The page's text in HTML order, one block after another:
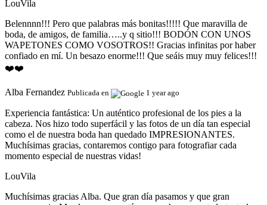
LouVila
Belennnn!!! Pero que palabras más bonitas!!!!! Que maravilla de
boda, de amigos, de familia…..y q sitio!!! BODÓN CON UNOS
WAPETONES COMO VOSOTROS!! Gracias infinitas por haber
confiado en mí. Un besazo enorme!!! Que seáis muy muy felices!!!
❤️❤️
Alba Fernandez Publicada en 1 year ago
Experiencia fantástica: Un auténtico profesional de los pies a la
cabeza. Nos hizo todo superfácil y las fotos de un día tan especial
como el de nuestra boda han quedado IMPRESIONANTES.
Muchísimas gracias, contaremos contigo para fotografiar cada
momento especial de nuestras vidas!
LouVila
Muchísimas gracias Alba. Que gran día pasamos y que gran